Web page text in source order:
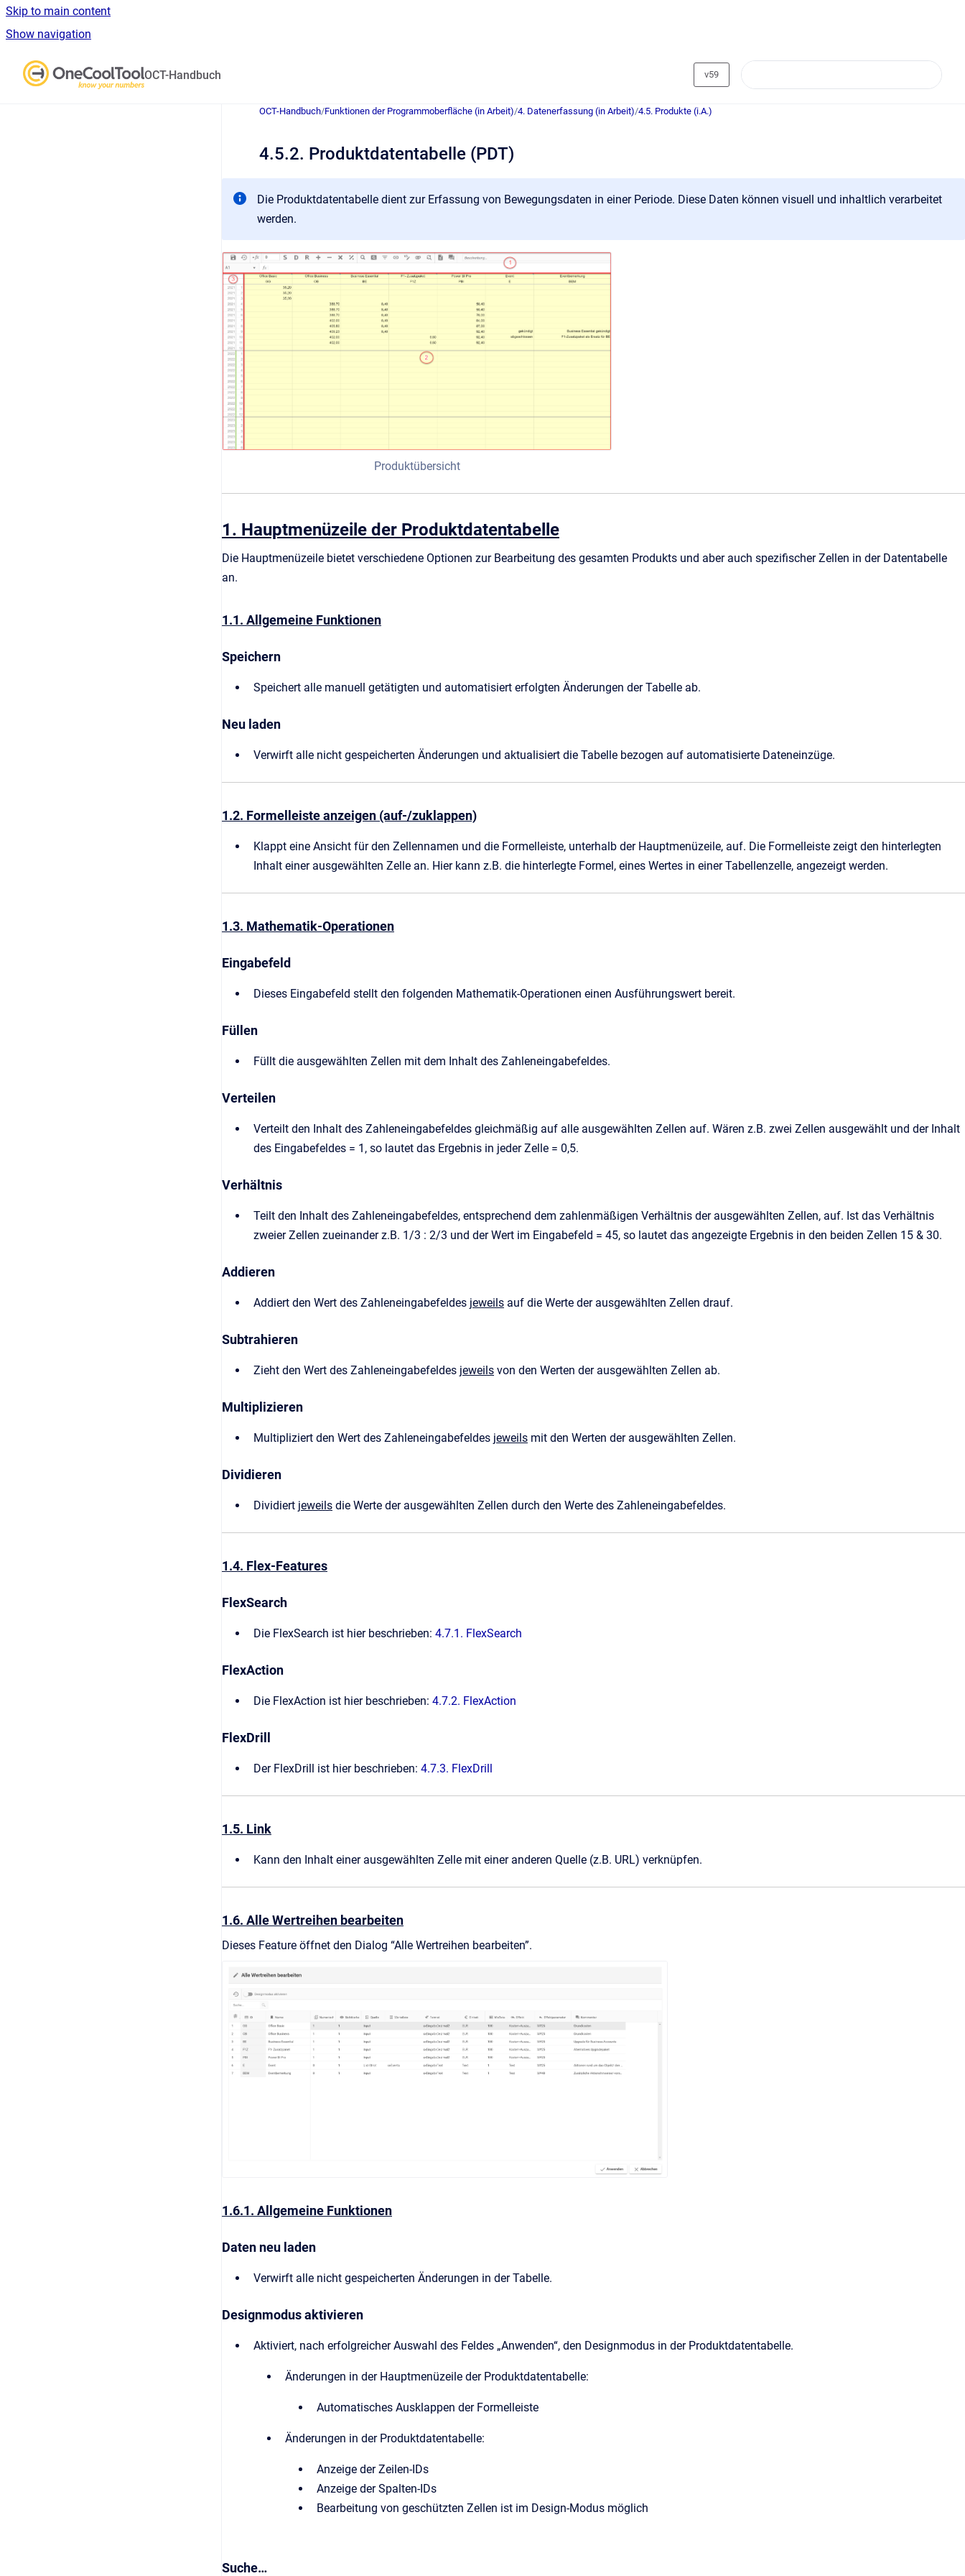
Skip to main content
Show navigation
OCT-Handbuch v59
OCT-Handbuch/Funktionen der Programmoberfläche (in Arbeit)/4. Datenerfassung (in Arbeit)/4.5. Produkte (i.A.)
4.5.2. Produktdatentabelle (PDT)
Die Produktdatentabelle dient zur Erfassung von Bewegungsdaten in einer Periode. Diese Daten können visuell und inhaltlich verarbeitet
werden.
Produktübersicht
1. Hauptmenüzeile der Produktdatentabelle
Die Hauptmenüzeile bietet verschiedene Optionen zur Bearbeitung des gesamten Produkts und aber auch spezifischer Zellen in der Datentabelle
an.
1.1. Allgemeine Funktionen
Speichern
Speichert alle manuell getätigten und automatisiert erfolgten Änderungen der Tabelle ab.
Neu laden
Verwirft alle nicht gespeicherten Änderungen und aktualisiert die Tabelle bezogen auf automatisierte Dateneinzüge.
1.2. Formelleiste anzeigen (auf-/zuklappen)
Klappt eine Ansicht für den Zellennamen und die Formelleiste, unterhalb der Hauptmenüzeile, auf. Die Formelleiste zeigt den hinterlegten
Inhalt einer ausgewählten Zelle an. Hier kann z.B. die hinterlegte Formel, eines Wertes in einer Tabellenzelle, angezeigt werden.
1.3. Mathematik-Operationen
Eingabefeld
Dieses Eingabefeld stellt den folgenden Mathematik-Operationen einen Ausführungswert bereit.
Füllen
Füllt die ausgewählten Zellen mit dem Inhalt des Zahleneingabefeldes.
Verteilen
Verteilt den Inhalt des Zahleneingabefeldes gleichmäßig auf alle ausgewählten Zellen auf. Wären z.B. zwei Zellen ausgewählt und der Inhalt
des Eingabefeldes = 1, so lautet das Ergebnis in jeder Zelle = 0,5.
Verhältnis
Teilt den Inhalt des Zahleneingabefeldes, entsprechend dem zahlenmäßigen Verhältnis der ausgewählten Zellen, auf. Ist das Verhältnis
zweier Zellen zueinander z.B. 1/3 : 2/3 und der Wert im Eingabefeld = 45, so lautet das angezeigte Ergebnis in den beiden Zellen 15 & 30.
Addieren
Addiert den Wert des Zahleneingabefeldes jeweils auf die Werte der ausgewählten Zellen drauf.
Subtrahieren
Zieht den Wert des Zahleneingabefeldes jeweils von den Werten der ausgewählten Zellen ab.
Multiplizieren
Multipliziert den Wert des Zahleneingabefeldes jeweils mit den Werten der ausgewählten Zellen.
Dividieren
Dividiert jeweils die Werte der ausgewählten Zellen durch den Werte des Zahleneingabefeldes.
1.4. Flex-Features
FlexSearch
Die FlexSearch ist hier beschrieben: 4.7.1. FlexSearch
FlexAction
Die FlexAction ist hier beschrieben: 4.7.2. FlexAction
FlexDrill
Der FlexDrill ist hier beschrieben: 4.7.3. FlexDrill
1.5. Link
Kann den Inhalt einer ausgewählten Zelle mit einer anderen Quelle (z.B. URL) verknüpfen.
1.6. Alle Wertreihen bearbeiten
Dieses Feature öffnet den Dialog “Alle Wertreihen bearbeiten”.
1.6.1. Allgemeine Funktionen
Daten neu laden
Verwirft alle nicht gespeicherten Änderungen in der Tabelle.
Designmodus aktivieren
Aktiviert, nach erfolgreicher Auswahl des Feldes „Anwenden“, den Designmodus in der Produktdatentabelle.
Änderungen in der Hauptmenüzeile der Produktdatentabelle:
Automatisches Ausklappen der Formelleiste
Änderungen in der Produktdatentabelle:
Anzeige der Zeilen-IDs
Anzeige der Spalten-IDs
Bearbeitung von geschützten Zellen ist im Design-Modus möglich
Suche…